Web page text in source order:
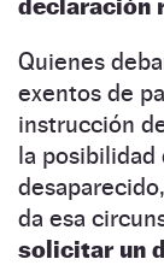
declaración
Quienes
exentos de
instrucción
la posibilidad
da esa
solicitar un